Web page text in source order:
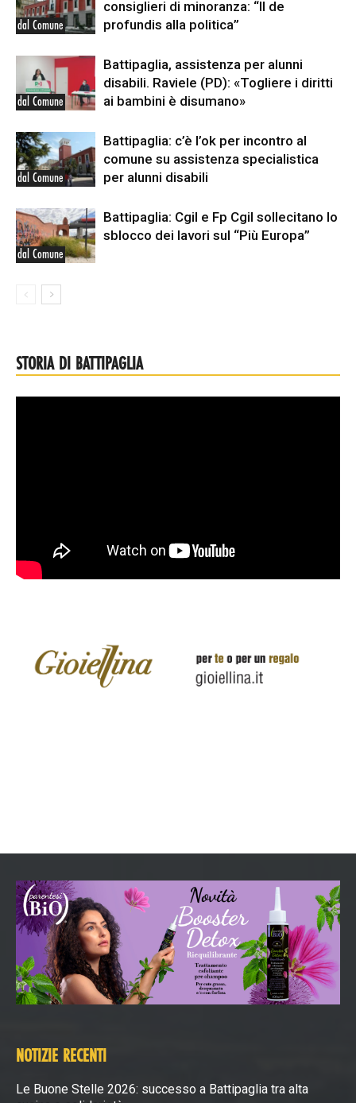
dal Comune
consiglieri di minoranza: “Il de
profundis alla politica”
dal Comune
Battipaglia, assistenza per alunni
disabili. Raviele (PD): «Togliere i diritti
ai bambini è disumano»
dal Comune
Battipaglia: c’è l’ok per incontro al
comune su assistenza specialistica
per alunni disabili
dal Comune
Battipaglia: Cgil e Fp Cgil sollecitano lo
sblocco dei lavori sul “Più Europa”
STORIA DI BATTIPAGLIA
NOTIZIE RECENTI
Le Buone Stelle 2026: successo a Battipaglia tra alta